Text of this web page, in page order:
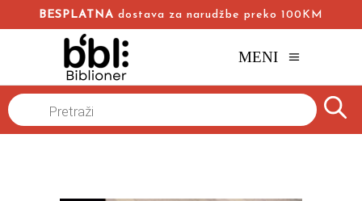
BESPLATNA dostava za narudžbe preko 100KM
MENI
Products
search